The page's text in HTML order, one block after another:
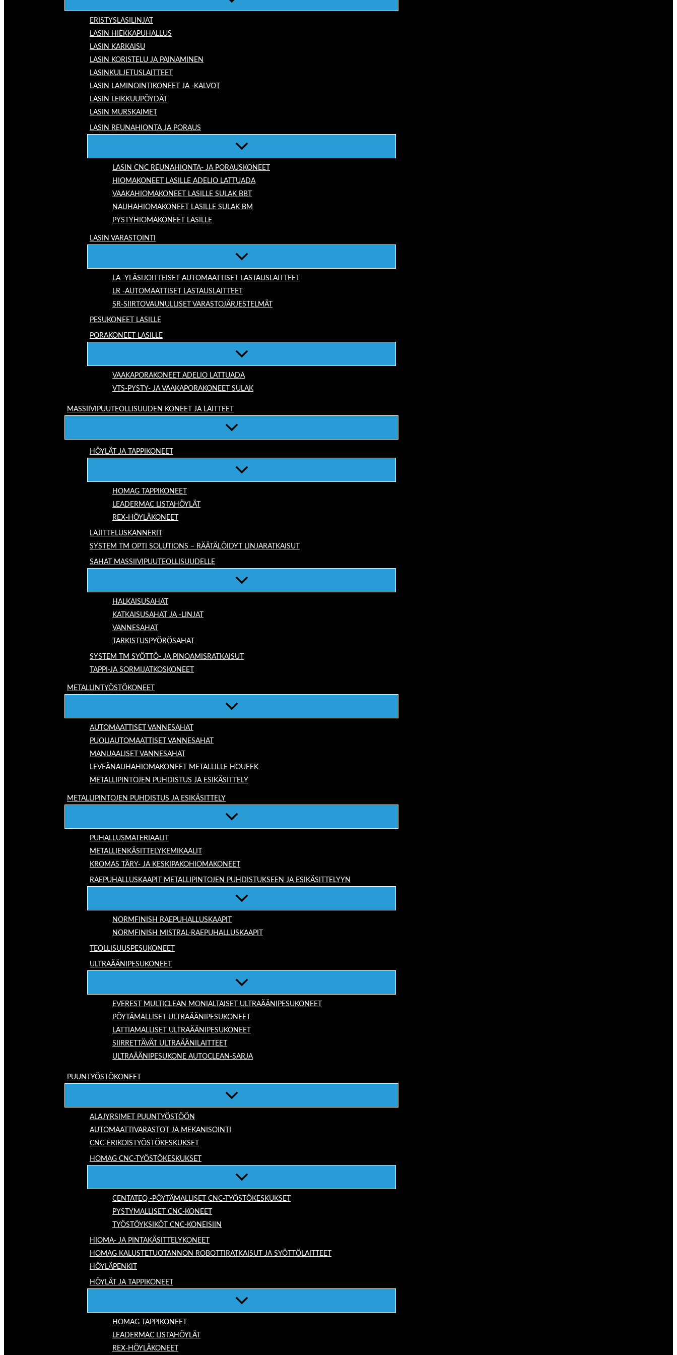
ERISTYSLASILINJAT
LASIN HIEKKAPUHALLUS
LASIN KARKAISU
LASIN KORISTELU JA PAINAMINEN
LASINKULJETUSLAITTEET
LASIN LAMINOINTIKONEET JA -KALVOT
LASIN LEIKKUUPÖYDÄT
LASIN MURSKAIMET
LASIN REUNAHIONTA JA PORAUS
LASIN CNC REUNAHIONTA- JA PORAUSKONEET
HIOMAKONEET LASILLE ADELIO LATTUADA
VAAKAHIOMAKONEET LASILLE SULAK BBT
NAUHAHIOMAKONEET LASILLE SULAK BM
PYSTYHIOMAKONEET LASILLE
LASIN VARASTOINTI
LA -YLÄSIJOITTEISET AUTOMAATTISET LASTAUSLAITTEET
LR -AUTOMAATTISET LASTAUSLAITTEET
SR-SIIRTOVAUNULLISET VARASTOJÄRJESTELMÄT
PESUKONEET LASILLE
PORAKONEET LASILLE
VAAKAPORAKONEET ADELIO LATTUADA
VTS-PYSTY- JA VAAKAPORAKONEET SULAK
MASSIIVIPUUTEOLLISUUDEN KONEET JA LAITTEET
HÖYLÄT JA TAPPIKONEET
HOMAG TAPPIKONEET
LEADERMAC LISTAHÖYLÄT
REX-HÖYLÄKONEET
LAJITTELUSKANNERIT
SYSTEM TM OPTI SOLUTIONS – RÄÄTÄLÖIDYT LINJARATKAISUT
SAHAT MASSIIVIPUUTEOLLISUUDELLE
HALKAISUSAHAT
KATKAISUSAHAT JA -LINJAT
VANNESAHAT
TARKISTUSPYÖRÖSAHAT
SYSTEM TM SYÖTTÖ- JA PINOAMISRATKAISUT
TAPPI-JA SORMIJATKOSKONEET
METALLINTYÖSTÖKONEET
AUTOMAATTISET VANNESAHAT
PUOLIAUTOMAATTISET VANNESAHAT
MANUAALISET VANNESAHAT
LEVEÄNAUHAHIOMAKONEET METALLILLE HOUFEK
METALLIPINTOJEN PUHDISTUS JA ESIKÄSITTELY
METALLIPINTOJEN PUHDISTUS JA ESIKÄSITTELY
PUHALLUSMATERIAALIT
METALLIENKÄSITTELYKEMIKAALIT
KROMAS TÄRY- JA KESKIPAKOHIOMAKONEET
RAEPUHALLUSKAAPIT METALLIPINTOJEN PUHDISTUKSEEN JA ESIKÄSITTELYYN
NORMFINISH RAEPUHALLUSKAAPIT
NORMFINISH MISTRAL-RAEPUHALLUSKAAPIT
TEOLLISUUSPESUKONEET
ULTRAÄÄNIPESUKONEET
EVEREST MULTICLEAN MONIALTAISET ULTRAÄÄNIPESUKONEET
PÖYTÄMALLISET ULTRAÄÄNIPESUKONEET
LATTIAMALLISET ULTRAÄÄNIPESUKONEET
SIIRRETTÄVÄT ULTRAÄÄNILAITTEET
ULTRAÄÄNIPESUKONE AUTOCLEAN-SARJA
PUUNTYÖSTÖKONEET
ALAJYRSIMET PUUNTYÖSTÖÖN
AUTOMAATTIVARASTOT JA MEKANISOINTI
CNC-ERIKOISTYÖSTÖKESKUKSET
HOMAG CNC-TYÖSTÖKESKUKSET
CENTATEQ -PÖYTÄMALLISET CNC-TYÖSTÖKESKUKSET
PYSTYMALLISET CNC-KONEET
TYÖSTÖYKSIKÖT CNC-KONEISIIN
HIOMA- JA PINTAKÄSITTELYKONEET
HOMAG KALUSTETUOTANNON ROBOTTIRATKAISUT JA SYÖTTÖLAITTEET
HÖYLÄPENKIT
HÖYLÄT JA TAPPIKONEET
HOMAG TAPPIKONEET
LEADERMAC LISTAHÖYLÄT
REX-HÖYLÄKONEET